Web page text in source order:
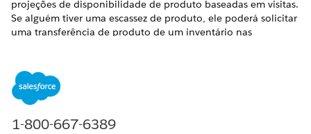
projeções de disponibilidade de produto baseadas em visitas.
Se alguém tiver uma escassez de produto, ele poderá solicitar
uma transferência de produto de um inventário nas
móveis.
Para saber mais sobre Vendas inteligentes, consulte Ajuda do
1-800-667-6389